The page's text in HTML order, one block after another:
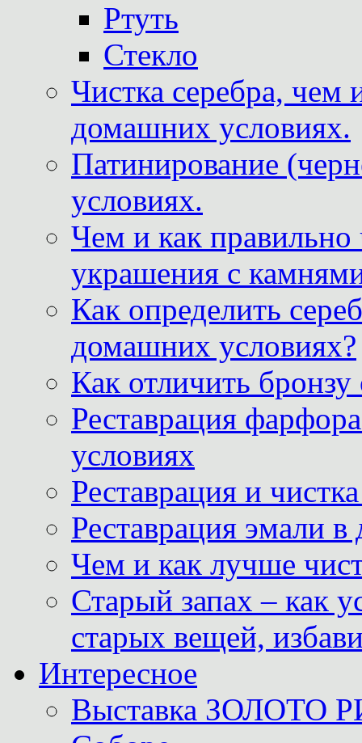
Ртуть
Стекло
Чистка серебра, чем
домашних условиях.
Патинирование
условиях.
Чем и как
украшения с
Как определить
домашних условиях?
Как отличить
Реставрация
условиях
Реставрация и
Реставрация эмали
Чем и как лучше
Старый запах – как
старых вещей,
Интересное
Выставка ЗОЛОТО